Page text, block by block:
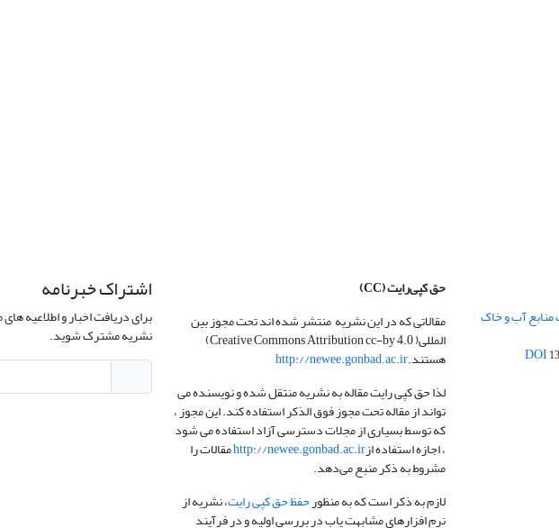
منابع آب و خاک
حق کپی‌رایت(CC)
مقالاتی که در این نشریه منتشر شده اند تحت مجوز بین
المللی( Creative Commons Attribution cc-by 4.0)
هستند.http://newee.gonbad.ac.ir
لذا حق کپی رایت مقاله به نشریه منتقل شده و نویسنده می
تواند از مقاله تحت مجوز فوق الذکر استفاده کند. این مجوز ،
که توسط بسیاری از مجلات دسترسی آزاد استفاده می شود
، اجازه استفاده ازhttp://newee.gonbad.ac.irمقالات را
مشروط به ذکر منبع می‌دهد.
لازم به ذکر است که به منظورحفظ حق کپی رایت، نشریه از
نرم افزارهای مشابهت یاب در بررسی اولیه و در فرآیند
اشتراک خبرنامه
برای دریافت اخبار و اطلاعیه
نشریه مشترک شوید.